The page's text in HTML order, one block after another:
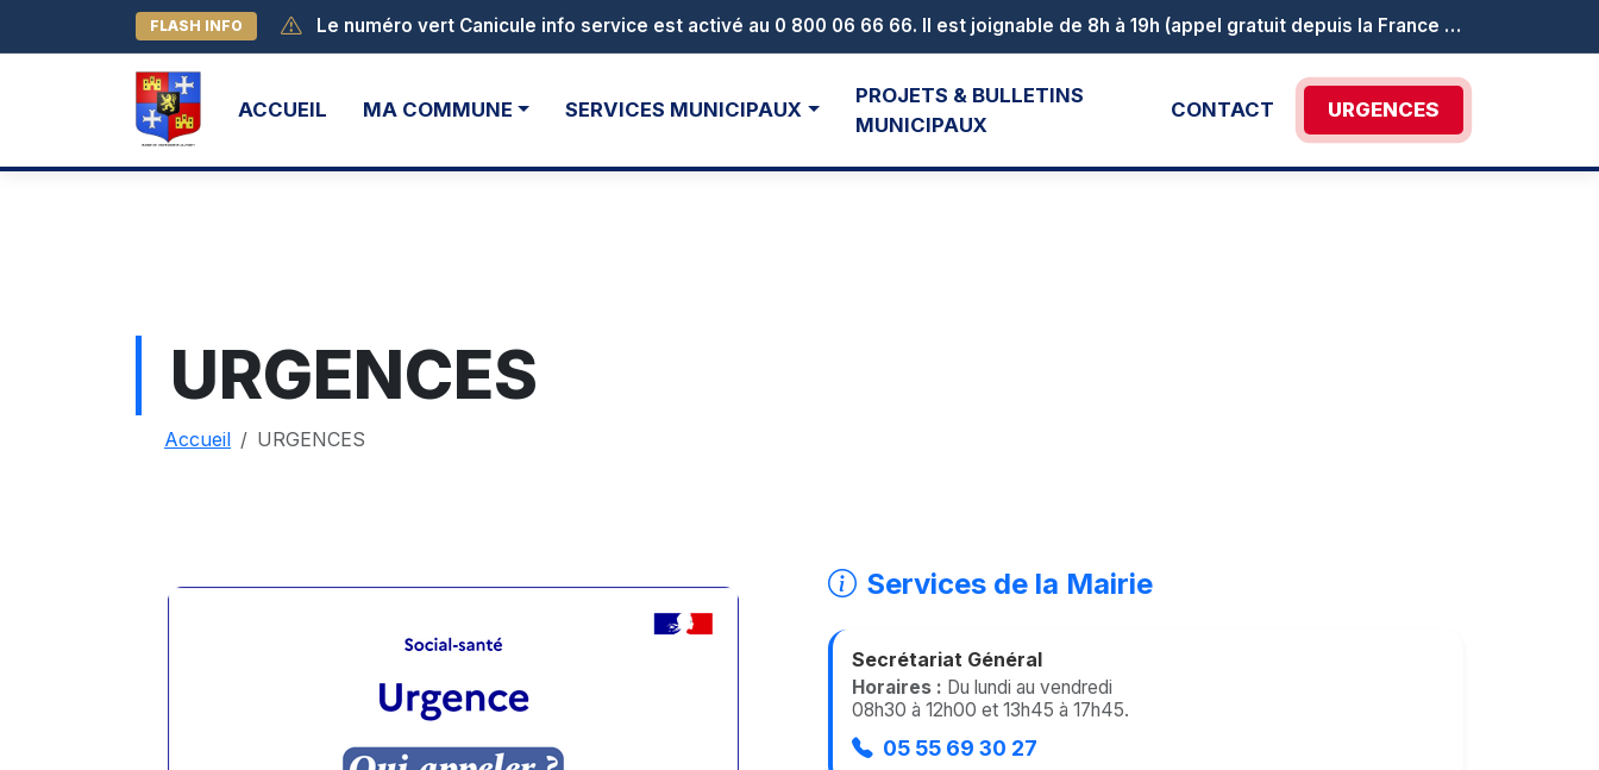
FLASH INFO Le numéro vert Canicule info service est activé au 0 800 06 66 66. Il est joignable de 8h à 19h (appel gratuit depuis la France métropolitaine).
ACCUEIL MA COMMUNE SERVICES MUNICIPAUX
PROJETS & BULLETINS
MUNICIPAUX
CONTACT URGENCES
URGENCES
Accueil URGENCES
Services de la Mairie
Secrétariat Général
Horaires : Du lundi au vendredi
08h30 à 12h00 et 13h45 à 17h45.
05 55 69 30 27